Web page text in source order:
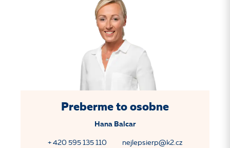
Preberme to osobne
Hana Balcar
+ 420 595 135 110 nejlepsierp@k2.cz